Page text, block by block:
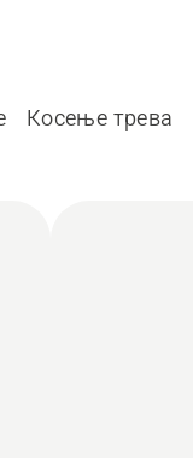
Косење трева